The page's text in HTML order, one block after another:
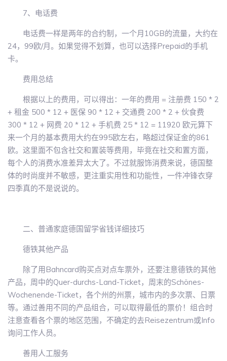
7、电话费
电话费一样是两年的合约制，一个月10GB的流量，大约在
24，99欧/月。如果觉得不划算，也可以选择Prepaid的手机
卡。
费用总结
根据以上的费用，可以得出：一年的费用 = 注册费 150 * 2
+ 租金 500 * 12 + 医保 90 * 12 + 交通费 200 * 2 + 伙食费
300 * 12 + 网费 20 * 12 + 手机费 25 * 12 = 11920 欧元算下
来一个月的基本费用大约在995欧左右，略超过保证金的861
欧。这里面不包含社交和置装等费用，毕竟在社交和置方面，
每个人的消费水准差异太大了。不过就服饰消费来说，德国整
体的时尚度并不敏感，更注重实用性和功能性，一件冲锋衣穿
四季真的不是说说的。
二、普通家庭德国留学省钱详细技巧
德铁其他产品
除了用Bahncard购买点对点车票外，还要注意德铁的其他
产品，周中的Quer-durchs-Land-Ticket，周末的Schönes-
Wochenende-Ticket，各个州的州票，城市内的多次票、日票
等。通过善用不同的产品组合，可以取得最低的票价！组合时
注意查看各个票的地区范围，不确定的去Reisezentrum或Info
询问工作人员。
善用人工服务